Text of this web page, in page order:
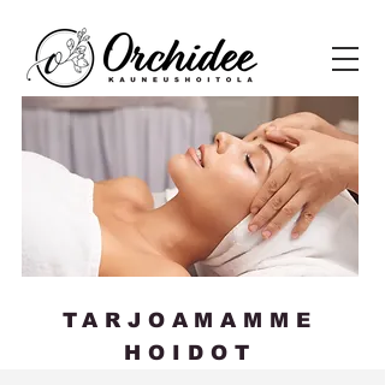
TARJOAMAMME
HOIDOT